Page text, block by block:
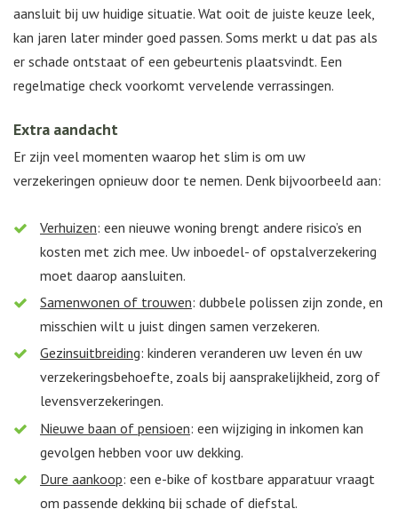
aansluit bij uw huidige situatie. Wat ooit de juiste keuze leek,
kan jaren later minder goed passen. Soms merkt u dat pas als
er schade ontstaat of een gebeurtenis plaatsvindt. Een
regelmatige check voorkomt vervelende verrassingen.
Extra aandacht
Er zijn veel momenten waarop het slim is om uw
verzekeringen opnieuw door te nemen. Denk bijvoorbeeld aan:
Verhuizen: een nieuwe woning brengt andere risico’s en
kosten met zich mee. Uw inboedel- of opstalverzekering
moet daarop aansluiten.
Samenwonen of trouwen: dubbele polissen zijn zonde, en
misschien wilt u juist dingen samen verzekeren.
Gezinsuitbreiding: kinderen veranderen uw leven én uw
verzekeringsbehoefte, zoals bij aansprakelijkheid, zorg of
levensverzekeringen.
Nieuwe baan of pensioen: een wijziging in inkomen kan
gevolgen hebben voor uw dekking.
Dure aankoop: een e-bike of kostbare apparatuur vraagt
om passende dekking bij schade of diefstal.